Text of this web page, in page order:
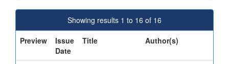
Showing results 1 to 16 of 16
Preview
Issue
Date
Title Author(s)